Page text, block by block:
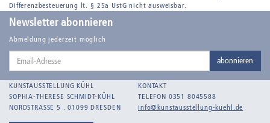
Differenzbesteuerung lt. § 25a UstG nicht ausweisbar.
Newsletter abonnieren
Abmeldung jederzeit möglich
Email-
abonnieren
KUNSTAUSSTELLUNG KÜHL
SOPHIA-THERESE SCHMIDT-KÜHL
NORDSTRASSE 5 . 01099 DRESDEN
KONTAKT
TELEFON 0351 8045588
info@kunstausstellung-kuehl.de